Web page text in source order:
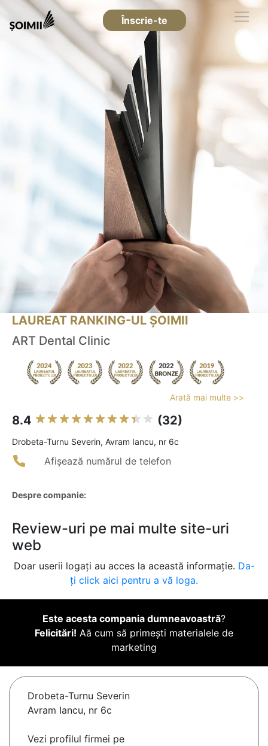
Înscrie-te
LAUREAT RANKING-UL ȘOIMII
ART Dental Clinic
Arată mai multe >>
8.4 (32)
Drobeta-Turnu Severin, Avram Iancu, nr 6c
Afișează numărul de telefon
Despre companie:
Review-uri pe mai multe site-uri
web
Doar userii logați au acces la această informație. Da-
ți click aici pentru a vă loga.
Este acesta compania dumneavoastră?
Felicitări! Aă cum să primești materialele de
marketing
Drobeta-Turnu Severin
Avram Iancu, nr 6c
Vezi profilul firmei pe